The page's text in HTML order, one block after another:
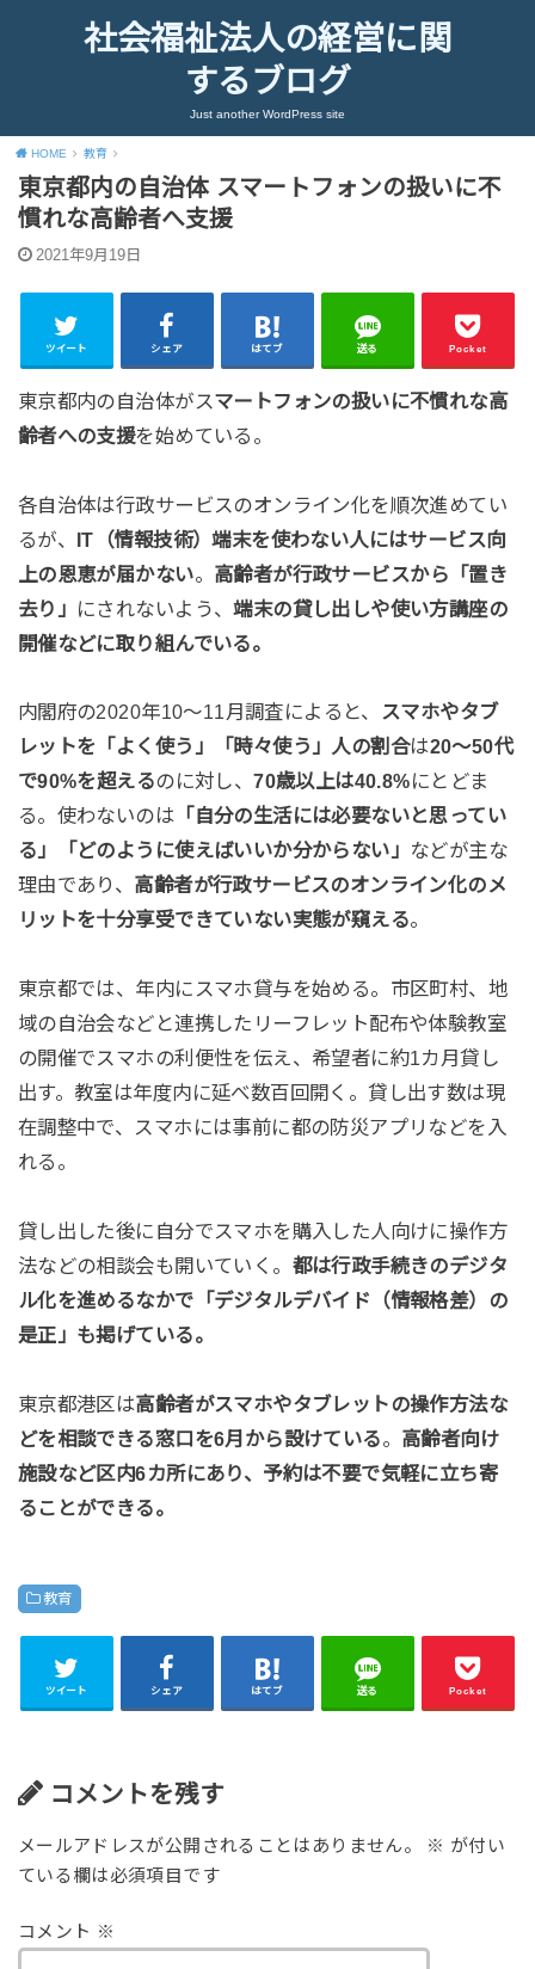
社会福祉法人の経営に関
するブログ
Just another WordPress site
HOME 教育
東京都内の自治体 スマートフォンの扱いに不
慣れな高齢者へ支援
2021年9月19日
ツイート シェア はてブ 送る Pocket
東京都内の自治体がスマートフォンの扱いに不慣れな高
齢者への支援を始めている。
各自治体は行政サービスのオンライン化を順次進めてい
るが、 IT（情報技術）端末を使わない人にはサービス向
上の恩恵が届かない。 高齢者が行政サービスから「置き
去り」
にされないよう、端末の貸し出しや使い方講座の
開催などに取り組んでいる。
内閣府の2020年10～11月調査によると、
スマホやタブ
レットを「よく使う」「時々使う」人の割合は20～50代
で90%を超えるのに対し、70歳以上は40.8%にとどま
る。使わないのは 「自分の生活には必要ないと思ってい
る」「どのように使えばいいか分からない」
などが主な
理由であり、 高齢者が行政サービスのオンライン化のメ
リットを十分享受できていない実態が窺える。
東京都では、年内にスマホ貸与を始める。市区町村、地
域の自治会などと連携したリーフレット配布や体験教室
の開催でスマホの利便性を伝え、希望者に約1カ月貸し
出す。教室は年度内に延べ数百回開く。貸し出す数は現
在調整中で、スマホには事前に都の防災アプリなどを入
れる。
貸し出した後に自分でスマホを購入した人向けに操作方
法などの相談会も開いていく。 都は行政手続きのデジタ
ル化を進めるなかで「デジタルデバイド（情報格差）の
是正」も掲げている。
東京都港区は高齢者がスマホやタブレットの操作方法な
どを相談できる窓口を6月から設けている。 高齢者向け
施設など区内6カ所にあり、予約は不要で気軽に立ち寄
ることができる。
教育
ツイート シェア はてブ 送る Pocket
コメントを残す
メールアドレスが公開されることはありません。 ※ が付い
ている欄は必須項目です
コメント ※